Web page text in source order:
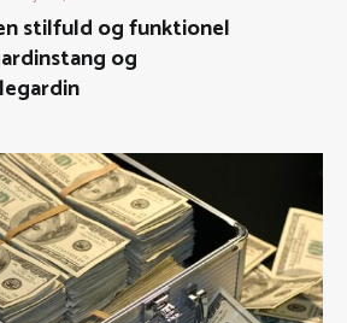
stilfuld og funktionel
og